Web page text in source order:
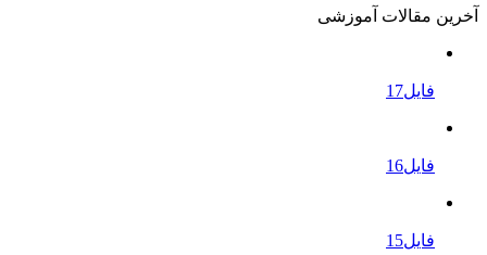
آخرین مقالات آموزشی
فایل17
فایل16
فایل15